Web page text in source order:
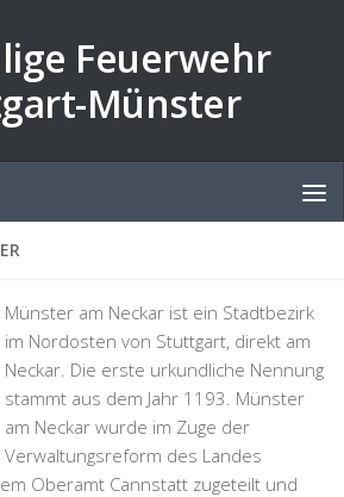
Feuerwehr
Münster
Münster am Neckar ist ein Stadtbezirk
im Nordosten von Stuttgart, direkt am
Neckar. Die erste urkundliche Nennung
stammt aus dem Jahr 1193. Münster
am Neckar wurde im Zuge der
Verwaltungsreform des Landes
Oberamt Cannstatt zugeteilt und